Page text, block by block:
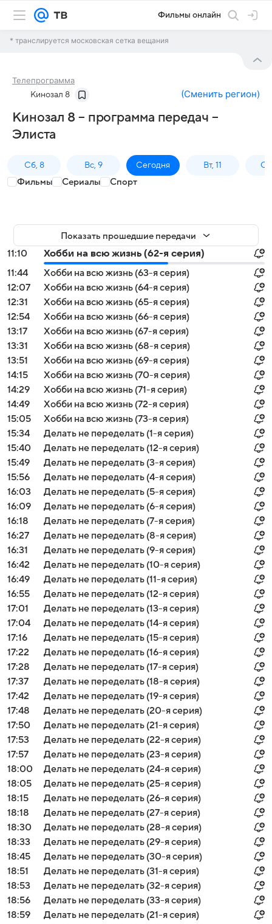
Фильмы онлайн
* транслируется московская сетка вещания
Телепрограмма
Кинозал 8 (Сменить регион)
Кинозал 8 – программа передач –
Элиста
Сб, 8 Вс, 9 Сегодня Вт, 11
Фильмы Сериалы Спорт
Показать прошедшие передачи
11:10
Хобби на всю жизнь (62-я серия)
11:44
Хобби на всю жизнь (63-я серия)
12:07
Хобби на всю жизнь (64-я серия)
12:31
Хобби на всю жизнь (65-я серия)
12:54
Хобби на всю жизнь (66-я серия)
13:17
Хобби на всю жизнь (67-я серия)
13:31
Хобби на всю жизнь (68-я серия)
13:51
Хобби на всю жизнь (69-я серия)
14:15
Хобби на всю жизнь (70-я серия)
14:29
Хобби на всю жизнь (71-я серия)
14:49
Хобби на всю жизнь (72-я серия)
15:05
Хобби на всю жизнь (73-я серия)
15:34
Делать не переделать (1-я серия)
15:40
Делать не переделать (12-я серия)
15:49
Делать не переделать (3-я серия)
15:56
Делать не переделать (4-я серия)
16:03
Делать не переделать (5-я серия)
16:09
Делать не переделать (6-я серия)
16:18
Делать не переделать (7-я серия)
16:27
Делать не переделать (8-я серия)
16:31
Делать не переделать (9-я серия)
16:42
Делать не переделать (10-я серия)
16:49
Делать не переделать (11-я серия)
16:55
Делать не переделать (12-я серия)
17:01
Делать не переделать (13-я серия)
17:04
Делать не переделать (14-я серия)
17:16
Делать не переделать (15-я серия)
17:22
Делать не переделать (16-я серия)
17:28
Делать не переделать (17-я серия)
17:37
Делать не переделать (18-я серия)
17:42
Делать не переделать (19-я серия)
17:48
Делать не переделать (20-я серия)
17:50
Делать не переделать (21-я серия)
17:53
Делать не переделать (22-я серия)
17:57
Делать не переделать (23-я серия)
18:00
Делать не переделать (24-я серия)
18:05
Делать не переделать (25-я серия)
18:15
Делать не переделать (26-я серия)
18:18
Делать не переделать (27-я серия)
18:30
Делать не переделать (28-я серия)
18:33
Делать не переделать (29-я серия)
18:45
Делать не переделать (30-я серия)
18:51
Делать не переделать (31-я серия)
18:53
Делать не переделать (32-я серия)
18:56
Делать не переделать (33-я серия)
18:59
Делать не переделать (21-я серия)